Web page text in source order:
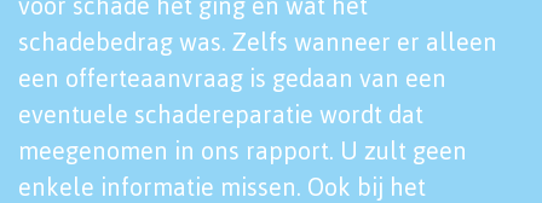
schadebedrag was. Zelfs wanneer er alleen
een offerteaanvraag is gedaan van een
eventuele schadereparatie wordt dat
meegenomen in ons rapport. U zult geen
enkele informatie missen. Ook bij het